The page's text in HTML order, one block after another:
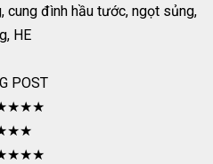
cung đình hầu tước, ngọt sủng,
HE
POST